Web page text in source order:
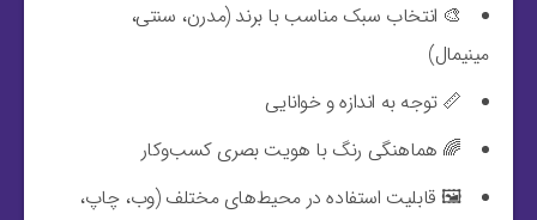
🎨 انتخاب سبک مناسب با برند (مدرن، سنتی،
مینیمال)
📏 توجه به اندازه و خوانایی
🌈 هماهنگی رنگ با هویت بصری کسب‌وکار
🖼️ قابلیت استفاده در محیط‌های مختلف (وب، چاپ،